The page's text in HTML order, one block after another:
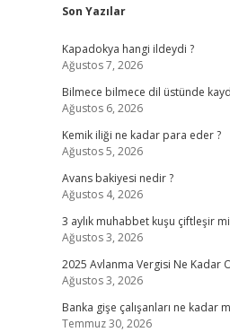
Sidebar
Son Yazılar
Kapadokya hangi ildeydi ?
Ağustos 7, 2026
Bilmece bilmece dil üstünde
Ağustos 6, 2026
Kemik iliği ne kadar para eder ?
Ağustos 5, 2026
Avans bakiyesi nedir ?
Ağustos 4, 2026
3 aylık muhabbet kuşu çiftleşir
Ağustos 3, 2026
2025 Avlanma Vergisi Ne Kadar
Ağustos 3, 2026
Banka gişe çalışanları ne kadar
Temmuz 30, 2026